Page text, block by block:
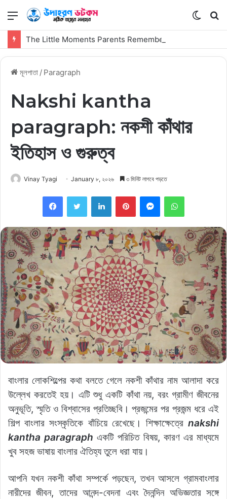
মেনু
Switch
skin
মূলপাতা / Paragraph
Nakshi kantha
paragraph: নকশী কাঁথার
ইতিহাস ও গুরুত্ব
Vinay Tyagi January ৮, ২০২৬ ৩ মিনিট লাগবে পড়তে
FacebookTwitterLinkedInPinterestMessengerWhatsApp
বাংলার লোকশিল্পের কথা বলতে গেলে নকশী কাঁথার নাম আলাদা করে
উল্লেখ করতেই হয়। এটি শুধু একটি কাঁথা নয়, বরং গ্রামীণ জীবনের
অনুভূতি, স্মৃতি ও বিশ্বাসের প্রতিচ্ছবি। প্রজন্মের পর প্রজন্ম ধরে এই
শিল্প বাংলার সংস্কৃতিকে বাঁচিয়ে রেখেছে। শিক্ষাক্ষেত্রে nakshi
kantha paragraph একটি পরিচিত বিষয়, কারণ এর মাধ্যমে
খুব সহজ ভাষায় বাংলার ঐতিহ্য তুলে ধরা যায়।
আপনি যখন নকশী কাঁথা সম্পর্কে পড়ছেন, তখন আসলে গ্রামবাংলার
নারীদের জীবন, তাদের আনন্দ-বেদনা এবং দৈনন্দিন অভিজ্ঞতার সঙ্গে